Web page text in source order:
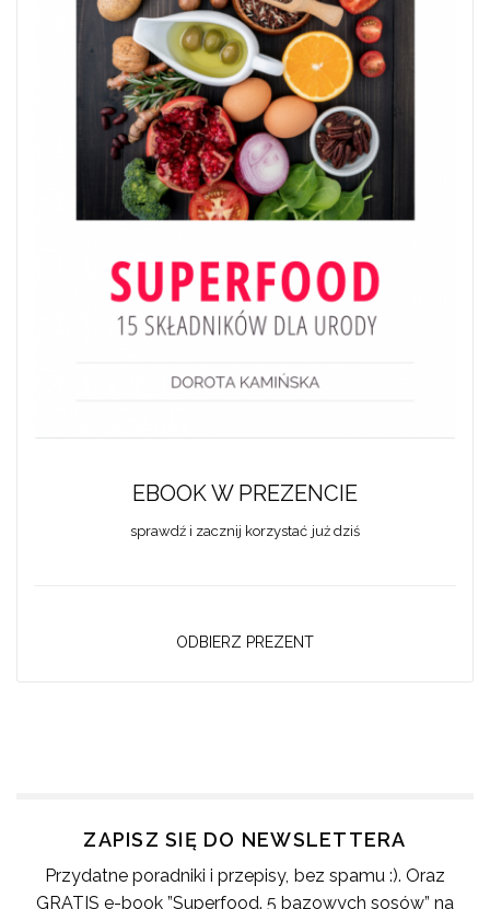
EBOOK W PREZENCIE
sprawdź i zacznij korzystać już dziś
ODBIERZ PREZENT
ZAPISZ SIĘ DO NEWSLETTERA
Przydatne poradniki i przepisy, bez spamu :). Oraz
GRATIS e-book ”Superfood. 5 bazowych sosów” na